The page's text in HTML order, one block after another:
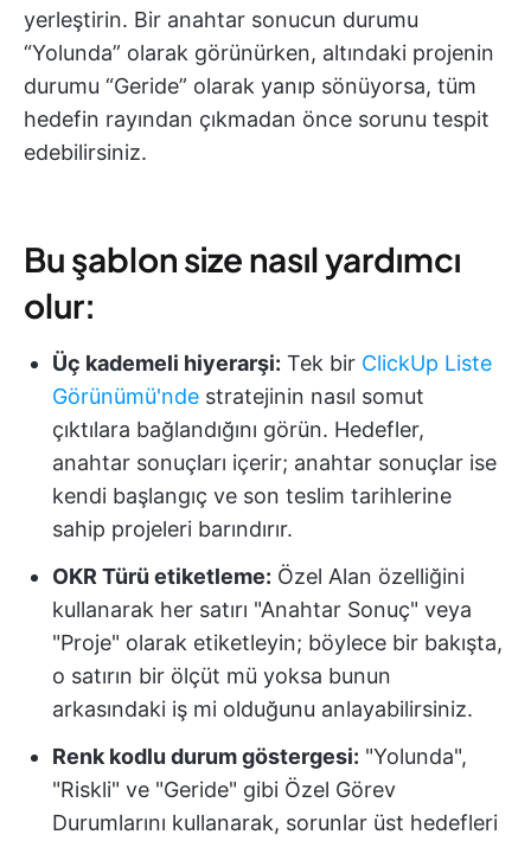
yerleştirin. Bir anahtar sonucun durumu
“Yolunda” olarak görünürken, altındaki projenin
durumu “Geride” olarak yanıp sönüyorsa, tüm
hedefin rayından çıkmadan önce sorunu tespit
edebilirsiniz.
Bu şablon size nasıl yardımcı
olur:
Üç kademeli hiyerarşi: Tek bir ClickUp Liste
Görünümü'nde stratejinin nasıl somut
çıktılara bağlandığını görün. Hedefler,
anahtar sonuçları içerir; anahtar sonuçlar ise
kendi başlangıç ve son teslim tarihlerine
sahip projeleri barındırır.
OKR Türü etiketleme: Özel Alan özelliğini
kullanarak her satırı "Anahtar Sonuç" veya
"Proje" olarak etiketleyin; böylece bir bakışta,
o satırın bir ölçüt mü yoksa bunun
arkasındaki iş mi olduğunu anlayabilirsiniz.
Renk kodlu durum göstergesi: "Yolunda",
"Riskli" ve "Geride" gibi Özel Görev
Durumlarını kullanarak, sorunlar üst hedefleri